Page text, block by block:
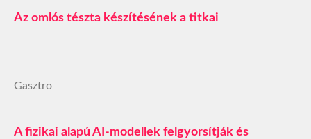
Az omlós tészta készítésének a titkai
Gasztro
A fizikai alapú AI-modellek felgyorsítják és